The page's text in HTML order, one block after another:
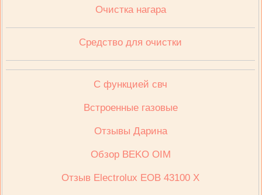
Очистка нагара
Средство для очистки
С функцией свч
Встроенные газовые
Отзывы Дарина
Обзор BEKO OIM
Отзыв Electrolux ЕОВ 43100 Х